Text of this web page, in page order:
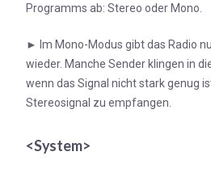
Programms ab: Stereo oder Mono.
► Im Mono-Modus gibt das Radio
wieder. Manche Sender klingen in
wenn das Signal nicht stark genug
Stereosignal zu empfangen.
<System>